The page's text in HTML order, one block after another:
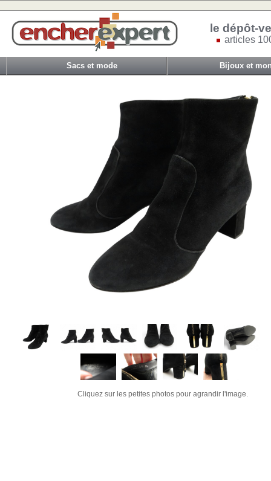
le dépôt-
articles
Sacs et mode Bijoux et
Cliquez sur les petites photos pour agrandir l'image.